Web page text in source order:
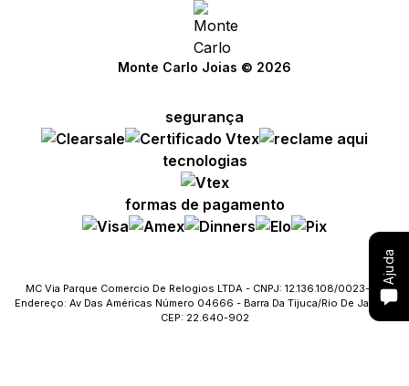
Monte Carlo Joias © 2026
segurança
tecnologias
formas de pagamento
MC Via Parque Comercio De Relogios LTDA - CNPJ: 12.136.108/0023-09
Endereço: Av Das Américas Número 04666 - Barra Da Tijuca/Rio De Janeiro
CEP: 22.640-902
Compre com um Embaixador
Solicite troca ou devolução
Conheça o Bônus MC
Fale com o SAC
Ajuda